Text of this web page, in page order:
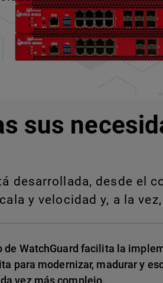
sus
desarrollada, desde el
y velocidad y, a la
de WatchGuard facilita la
para modernizar, madurar y
vez más complejo.